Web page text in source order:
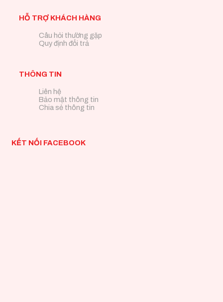
HỖ TRỢ KHÁCH HÀNG
Câu hỏi thường gặp
Quy định đổi trả
THÔNG TIN
Liên hệ
Bảo mật thông tin
Chia sẻ thông tin
KẾT NỐI FACEBOOK